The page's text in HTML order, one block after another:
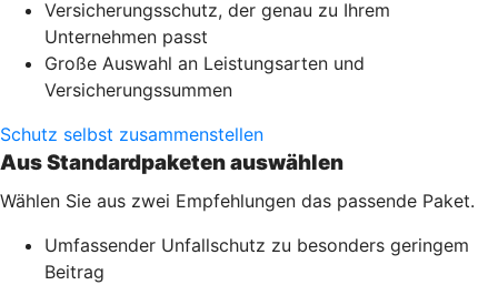
Versicherungsschutz, der genau zu Ihrem
Unternehmen passt
Große Auswahl an Leistungsarten und
Versicherungssummen
Schutz selbst zusammenstellen
Aus Standardpaketen auswählen
Wählen Sie aus zwei Empfehlungen das passende Paket.
Umfassender Unfallschutz zu besonders geringem
Beitrag